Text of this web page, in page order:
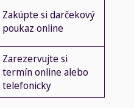
Zakúpte si darčekový
poukaz online
Zarezervujte si
termín online alebo
telefonicky